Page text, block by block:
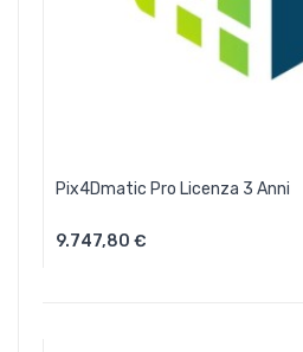
Pix4Dmatic Pro Licenza 3 Anni
9.747,80 €
Aggiungi Al Carrello